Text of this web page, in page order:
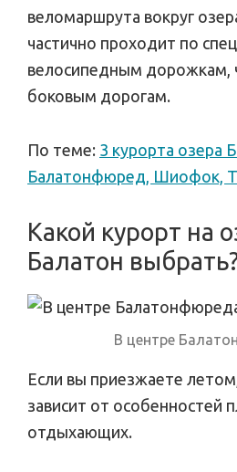
веломаршрута вокруг
частично проходит по
велосипедным дорожкам,
боковым дорогам.
По теме: 3 курорта озера
Балатонфюред, Шиофок,
Какой курорт на
Балатон
В центре
Если вы приезжаете
зависит от особенностей
отдыхающих.